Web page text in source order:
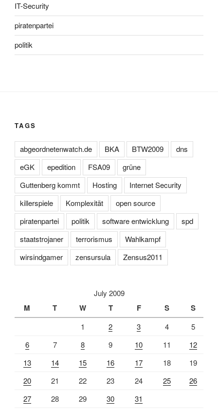
IT-Security
piratenpartei
politik
TAGS
abgeordnetenwatch.de BKA BTW2009
dns
eGK
epedition FSA09
grüne
Guttenberg kommt
Hosting
Internet Security
killerspiele
Komplexität
open source
piratenpartei
politik software entwicklung
spd
staatstrojaner
terrorismus
Wahlkampf
wirsindgamer
zensursula Zensus2011
July 2009
M T W T F S S
1 2 3 4
5
6
7 8 9 10 11
12
13
14 15 16 17 18
19
20
21 22 23 24 25
26
27
28 29 30
31